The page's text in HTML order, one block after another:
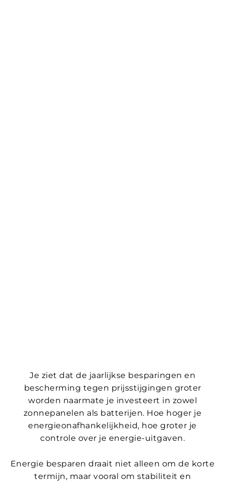
Je ziet dat de jaarlijkse besparingen en
bescherming tegen prijsstijgingen groter
worden naarmate je investeert in zowel
zonnepanelen als batterijen. Hoe hoger je
energieonafhankelijkheid, hoe groter je
controle over je energie-uitgaven.
Energie besparen draait niet alleen om de korte
termijn, maar vooral om stabiliteit en